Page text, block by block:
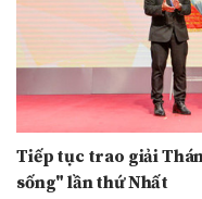
Tiếp tục trao giải
sống" lần thứ Nhất